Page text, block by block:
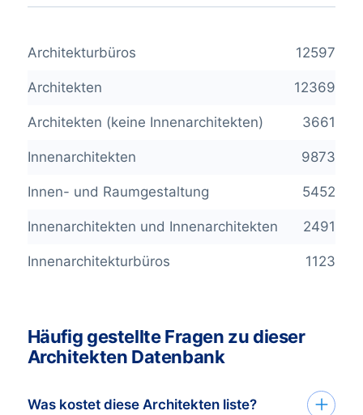
Architekturbüros 12597
Architekten 12369
Architekten (keine Innenarchitekten) 3661
Innenarchitekten 9873
Innen- und Raumgestaltung 5452
Innenarchitekten und Innenarchitekten 2491
Innenarchitekturbüros 1123
Häufig gestellte Fragen zu dieser
Architekten Datenbank
Was kostet diese Architekten liste?